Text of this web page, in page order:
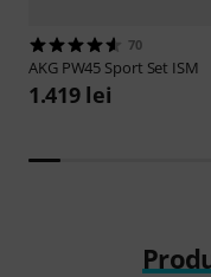
70
AKG PW45 Sport Set ISM
1.419 lei